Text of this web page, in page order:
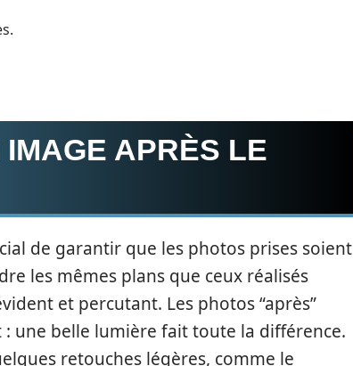
APRÈS LE
de garantir que les photos prises soient
les mêmes plans que ceux réalisés
et percutant. Les photos “après”
une belle lumière fait toute la différence.
retouches légères, comme le